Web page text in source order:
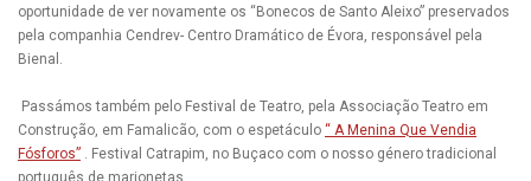
oportunidade de ver novamente os “Bonecos de Santo Aleixo” preservados
pela companhia Cendrev- Centro Dramático de Évora, responsável pela
Bienal.
Passámos também pelo Festival de Teatro, pela Associação Teatro em
Construção, em Famalicão, com o espetáculo “ A Menina Que Vendia
Fósforos” . Festival Catrapim, no Buçaco com o nosso género tradicional